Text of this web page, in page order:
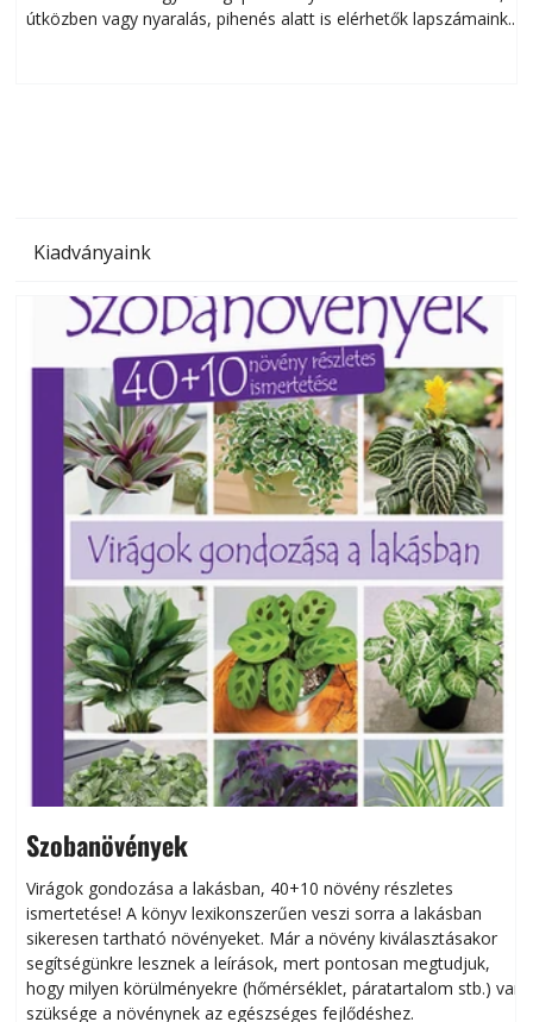
útközben vagy nyaralás, pihenés alatt is elérhetők lapszámaink.
Kiadványaink
Szobanövények
Virágok gondozása a lakásban, 40+10 növény részletes
ismertetése! A könyv lexikonszerűen veszi sorra a lakásban
sikeresen tart­ha­tó növényeket. Már a növény kiválasztásakor
segítségünkre lesznek a leírások, mert pontosan megtudjuk,
hogy milyen körülményekre (hőmérséklet, páratartalom stb.) van
szüksége a növénynek az egészséges fejlődéshez.